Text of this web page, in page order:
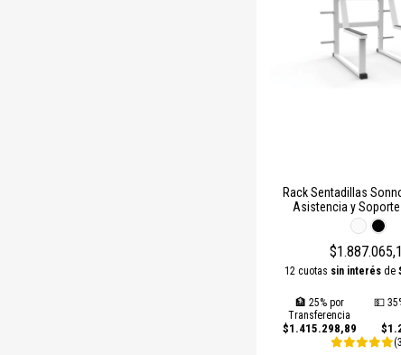
Rack Sentadillas
Asistencia y
12 cuotas sin interésde
🏦 25% por
Transferencia
$1.415.298,89
💵